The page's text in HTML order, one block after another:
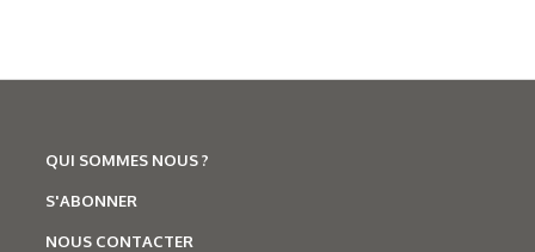
N°500 - Mai / Juin 2026
Traitements thermiques
Les aciers pour trempe
QUI SOMMES NOUS ?
S'ABONNER
NOUS CONTACTER